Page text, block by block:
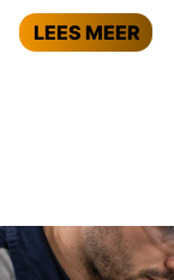
LEES MEER